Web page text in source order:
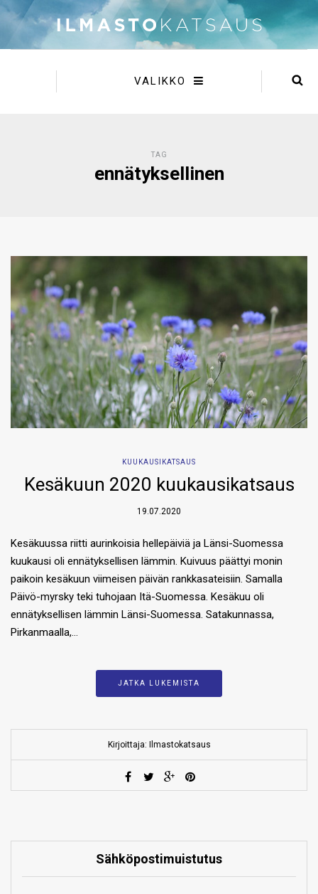
VALIKKO
TAG
ennätyksellinen
KUUKAUSIKATSAUS
Kesäkuun 2020 kuukausikatsaus
19.07.2020
Kesäkuussa riitti aurinkoisia hellepäiviä ja Länsi-Suomessa
kuukausi oli ennätyksellisen lämmin. Kuivuus päättyi monin
paikoin kesäkuun viimeisen päivän rankkasateisiin. Samalla
Päivö-myrsky teki tuhojaan Itä-Suomessa. Kesäkuu oli
ennätyksellisen lämmin Länsi-Suomessa. Satakunnassa,
Pirkanmaalla,…
JATKA LUKEMISTA
Kirjoittaja: Ilmastokatsaus
Sähköpostimuistutus